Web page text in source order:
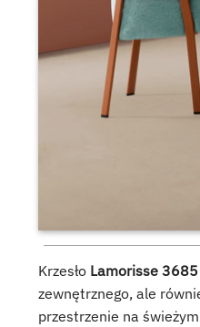
Krzesło Lamorisse 3685
zewnętrznego, ale
przestrzenie na